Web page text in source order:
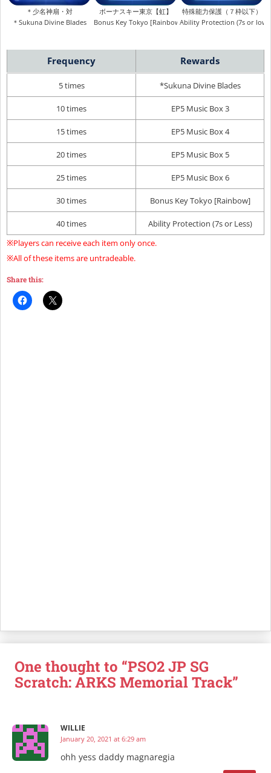
＊少名神扇・対
＊Sukuna Divine Blades
ボーナスキー東京【虹】
Bonus Key Tokyo [Rainbow]
特殊能力保護（７枠以下）
Ability Protection (7s or
Frequency Rewards
5 times *Sukuna Divine Blades
10 times EP5 Music Box 3
15 times EP5 Music Box 4
20 times EP5 Music Box 5
25 times EP5 Music Box 6
30 times Bonus Key Tokyo [Rainbow]
40 times
Ability Protection (7s or Less)
※Players can receive each item only once.
※All of these items are untradeable.
Share this:
One thought to “PSO2 JP SG
Scratch: ARKS Memorial Track”
WILLIE
January 20, 2021 at 6:29 am
ohh yess daddy magnaregia